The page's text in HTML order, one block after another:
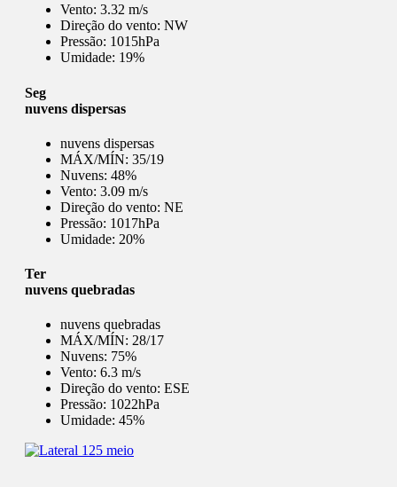
Vento: 3.32 m/s
Direção do vento: NW
Pressão: 1015hPa
Umidade: 19%
Seg
nuvens dispersas
nuvens dispersas
MÁX/MÍN: 35/19
Nuvens: 48%
Vento: 3.09 m/s
Direção do vento: NE
Pressão: 1017hPa
Umidade: 20%
Ter
nuvens quebradas
nuvens quebradas
MÁX/MÍN: 28/17
Nuvens: 75%
Vento: 6.3 m/s
Direção do vento: ESE
Pressão: 1022hPa
Umidade: 45%